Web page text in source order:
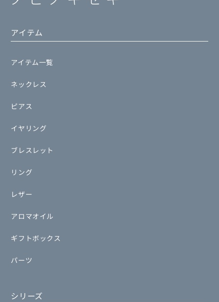
アイテム
アイテム一覧
ネックレス
ピアス
イヤリング
ブレスレット
リング
レザー
アロマオイル
ギフトボックス
パーツ
シリーズ